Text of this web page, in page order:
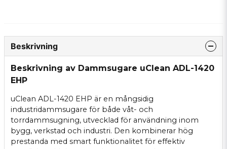
Beskrivning
Beskrivning av Dammsugare uClean ADL-1420
EHP
uClean ADL-1420 EHP är en mångsidig
industridammsugare för både våt- och
torrdammsugning, utvecklad för användning inom
bygg, verkstad och industri. Den kombinerar hög
prestanda med smart funktionalitet för effektiv